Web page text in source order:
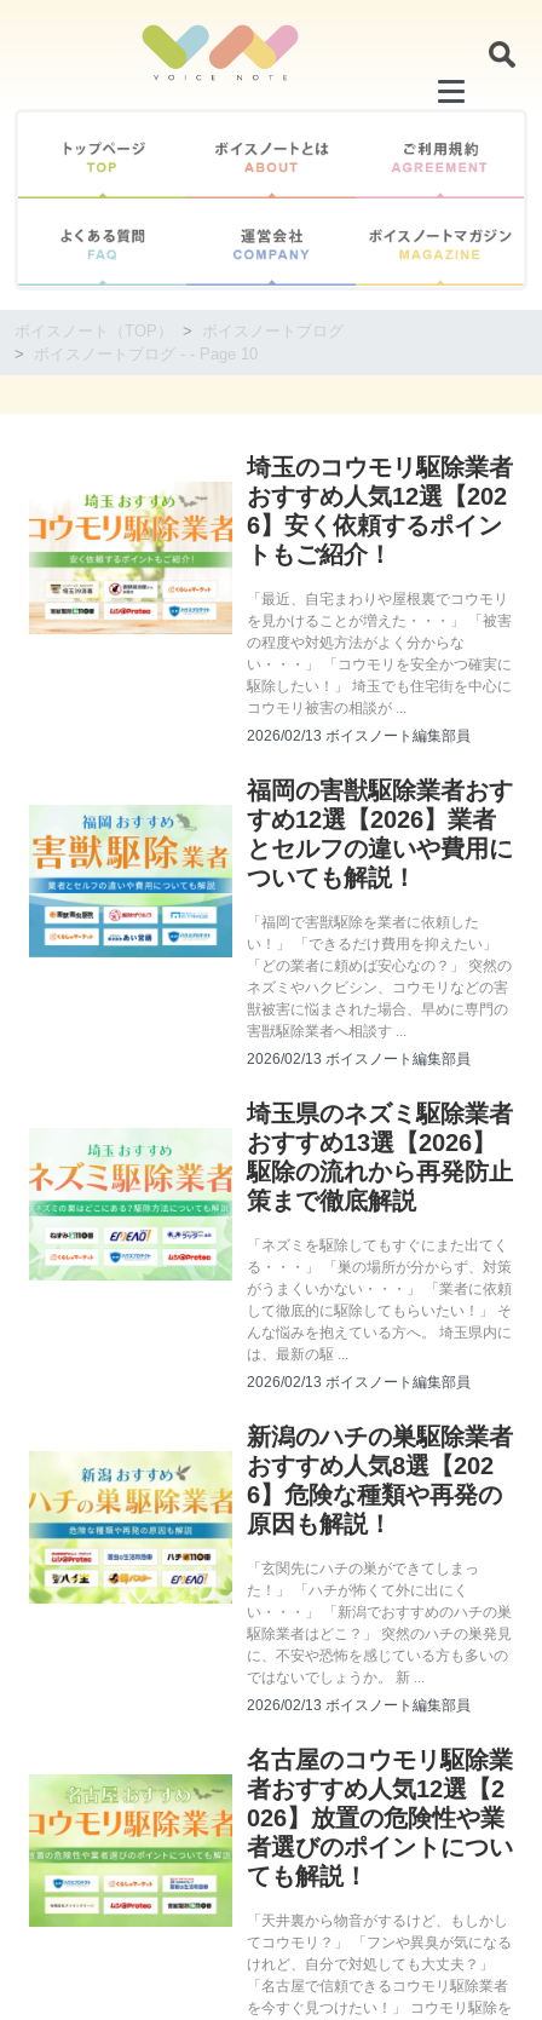
ボイスノート（TOP）
ボイスノートブログ
ボイスノートブログ - - Page 10
埼玉のコウモリ駆除業者
おすすめ人気12選【202
6】安く依頼するポイン
トもご紹介！
「最近、自宅まわりや屋根裏でコウモリ
を見かけることが増えた・・・」 「被害
の程度や対処方法がよく分からな
い・・・」 「コウモリを安全かつ確実に
駆除したい！」 埼玉でも住宅街を中心に
コウモリ被害の相談が ...
2026/02/13 ボイスノート編集部員
福岡の害獣駆除業者おす
すめ12選【2026】業者
とセルフの違いや費用に
ついても解説！
「福岡で害獣駆除を業者に依頼した
い！」 「できるだけ費用を抑えたい」
「どの業者に頼めば安心なの？」 突然の
ネズミやハクビシン、コウモリなどの害
獣被害に悩まされた場合、早めに専門の
害獣駆除業者へ相談す ...
2026/02/13 ボイスノート編集部員
埼玉県のネズミ駆除業者
おすすめ13選【2026】
駆除の流れから再発防止
策まで徹底解説
「ネズミを駆除してもすぐにまた出てく
る・・・」 「巣の場所が分からず、対策
がうまくいかない・・・」 「業者に依頼
して徹底的に駆除してもらいたい！」 そ
んな悩みを抱えている方へ。 埼玉県内に
は、最新の駆 ...
2026/02/13 ボイスノート編集部員
新潟のハチの巣駆除業者
おすすめ人気8選【202
6】危険な種類や再発の
原因も解説！
「玄関先にハチの巣ができてしまっ
た！」 「ハチが怖くて外に出にく
い・・・」 「新潟でおすすめのハチの巣
駆除業者はどこ？」 突然のハチの巣発見
に、不安や恐怖を感じている方も多いの
ではないでしょうか。 新 ...
2026/02/13 ボイスノート編集部員
名古屋のコウモリ駆除業
者おすすめ人気12選【2
026】放置の危険性や業
者選びのポイントについ
ても解説！
「天井裏から物音がするけど、もしかし
てコウモリ？」 「フンや異臭が気になる
けれど、自分で対処しても大丈夫？」
「名古屋で信頼できるコウモリ駆除業者
を今すぐ見つけたい！」 コウモリ駆除を